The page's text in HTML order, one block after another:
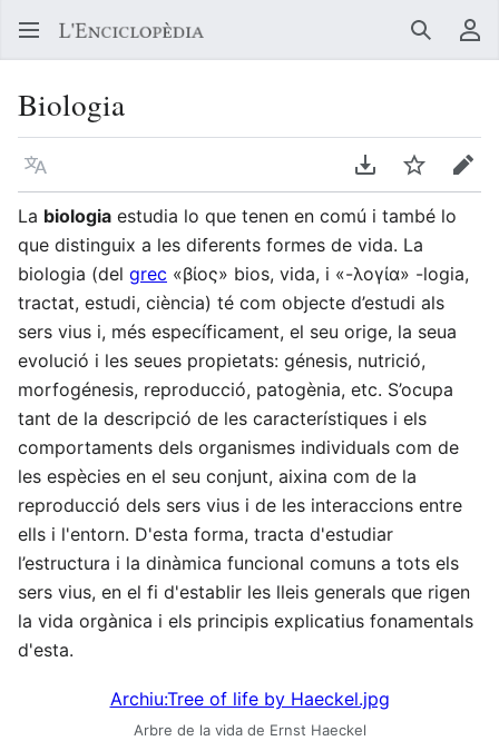
Buscar
Biologia
Llegir en un atre idioma Descarregar en
Vigilar
La biologia estudia lo que tenen en comú i també lo
que distinguix a les diferents formes de vida. La
biologia (del grec «βίος» bios, vida, i «-λογία» -logia,
tractat, estudi, ciència) té com objecte d’estudi als
sers vius i, més específicament, el seu orige, la seua
evolució i les seues propietats: génesis, nutrició,
morfogénesis, reproducció, patogènia, etc. S’ocupa
tant de la descripció de les característiques i els
comportaments dels organismes individuals com de
les espècies en el seu conjunt, aixina com de la
reproducció dels sers vius i de les interaccions entre
ells i l'entorn. D'esta forma, tracta d'estudiar
l’estructura i la dinàmica funcional comuns a tots els
sers vius, en el fi d'establir les lleis generals que rigen
la vida orgànica i els principis explicatius fonamentals
d'esta.
Archiu:Tree of life by Haeckel.jpg
Arbre de la vida de Ernst Haeckel